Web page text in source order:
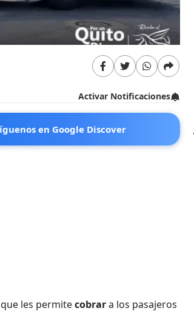
Activar Notificaciones
en Google Discover
les permitecobrara los pasajeros